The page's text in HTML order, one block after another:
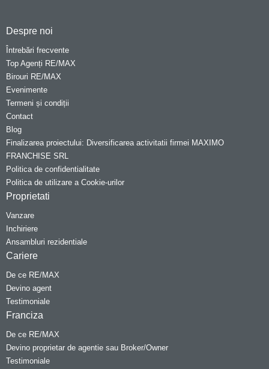
Despre noi
Întrebări frecvente
Top Agenți RE/MAX
Birouri RE/MAX
Evenimente
Termeni și condiții
Contact
Blog
Finalizarea proiectului: Diversificarea activitatii firmei MAXIMO
FRANCHISE SRL
Politica de confidentialitate
Politica de utilizare a Cookie-urilor
Proprietati
Vanzare
Inchiriere
Ansambluri rezidentiale
Cariere
De ce RE/MAX
Devino agent
Testimoniale
Franciza
De ce RE/MAX
Devino proprietar de agentie sau Broker/Owner
Testimoniale